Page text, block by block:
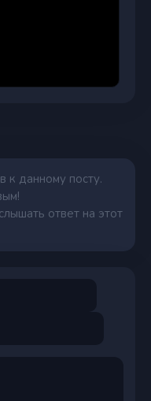
к данному посту.
ответ на этот